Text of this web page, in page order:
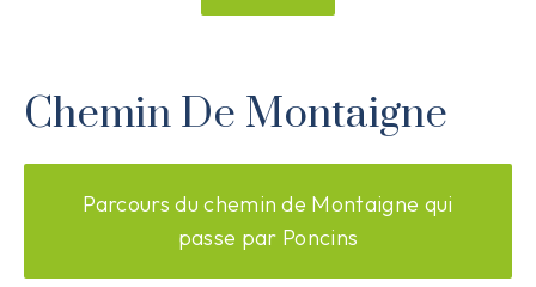
Chemin De Montaigne
Parcours du chemin de Montaigne qui
passe par Poncins